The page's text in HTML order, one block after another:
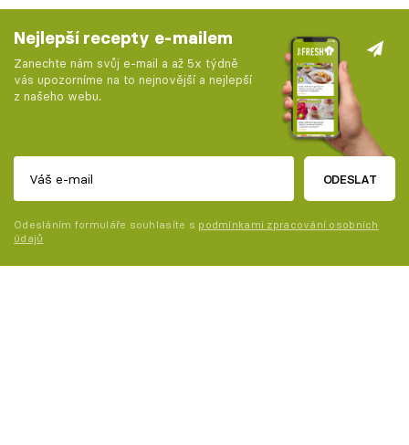
Nejlepší recepty e-mailem
Zanechte nám svůj e-mail a až 5x týdně
vás upozorníme na to nejnovější a nejlepší
z našeho webu.
ODESLAT
Odesláním formuláře souhlasíte s podmínkami zpracování osobních
údajů